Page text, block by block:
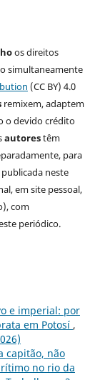
os direitos
simultaneamente
(CC BY) 4.0
remixem, adaptem
o devido crédito
autorestêm
para
neste
em site pessoal,
com
periódico.
e imperial: por
em Potosí ,
capitão, não
no rio da